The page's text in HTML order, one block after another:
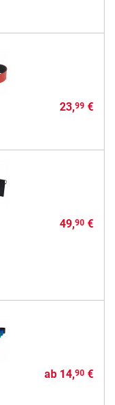
23,99€
49,90€
ab 14,90€